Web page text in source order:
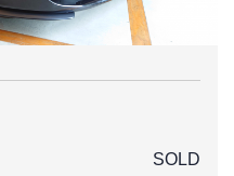
SOLD